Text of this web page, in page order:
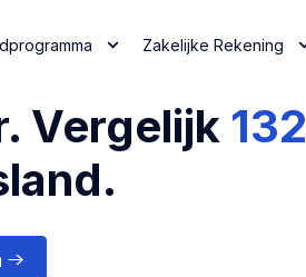
Zakelijke Rekening
Vergelijk 132